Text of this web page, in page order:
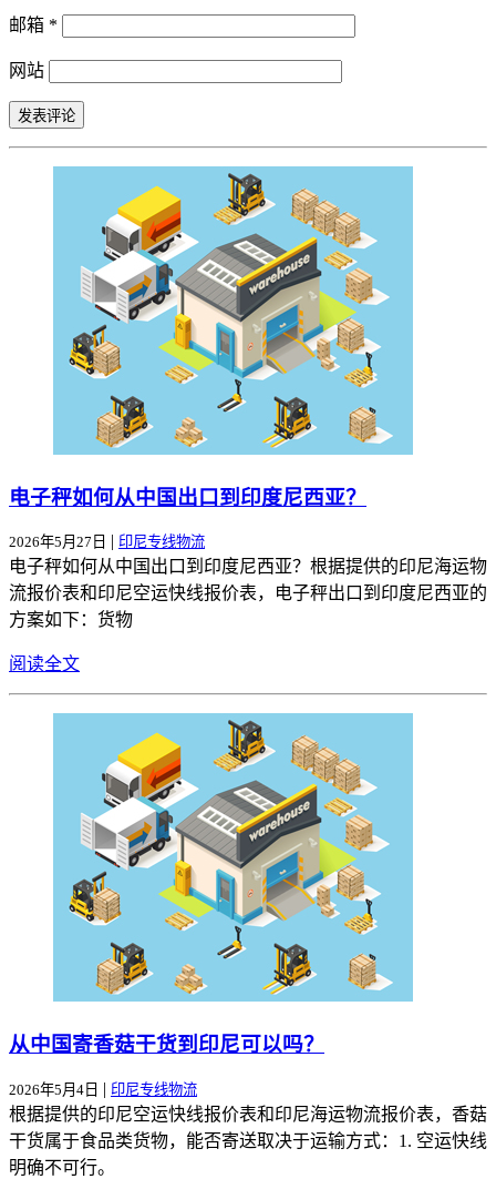
邮箱 *
网站
电子秤如何从中国出口到印度尼西亚？
2026年5月27日 | 印尼专线物流
电子秤如何从中国出口到印度尼西亚？根据提供的印尼海运物
流报价表和印尼空运快线报价表，电子秤出口到印度尼西亚的
方案如下：货物
阅读全文
从中国寄香菇干货到印尼可以吗？
2026年5月4日 | 印尼专线物流
根据提供的印尼空运快线报价表和印尼海运物流报价表，香菇
干货属于食品类货物，能否寄送取决于运输方式：1. 空运快线
明确不可行。